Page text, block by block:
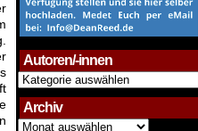
Autoren/-innen
Autoren/-
innen
Archiv
Archiv